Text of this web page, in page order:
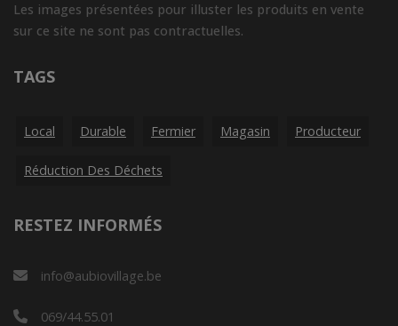
Les images présentées pour illuster les produits en vente
sur ce site ne sont pas contractuelles.
TAGS
Local Durable Fermier Magasin Producteur
Réduction Des Déchets
RESTEZ INFORMÉS
info@aubiovillage.be
069/44.55.01